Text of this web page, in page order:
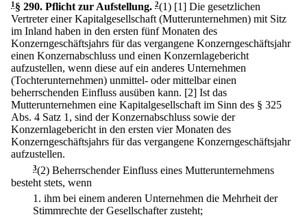
1§ 290. Pflicht zur Aufstellung. 2(1) [1] Die gesetzlichen
Vertreter einer Kapitalgesellschaft (Mutterunternehmen) mit Sitz
im Inland haben in den ersten fünf Monaten des
Konzerngeschäftsjahrs für das vergangene Konzerngeschäftsjahr
einen Konzernabschluss und einen Konzernlagebericht
aufzustellen, wenn diese auf ein anderes Unternehmen
(Tochterunternehmen) unmittel- oder mittelbar einen
beherrschenden Einfluss ausüben kann. [2] Ist das
Mutterunternehmen eine Kapitalgesellschaft im Sinn des § 325
Abs. 4 Satz 1, sind der Konzernabschluss sowie der
Konzernlagebericht in den ersten vier Monaten des
Konzerngeschäftsjahrs für das vergangene Konzerngeschäftsjahr
aufzustellen.
3(2) Beherrschender Einfluss eines Mutterunternehmens
besteht stets, wenn
1. ihm bei einem anderen Unternehmen die Mehrheit der
Stimmrechte der Gesellschafter zusteht;